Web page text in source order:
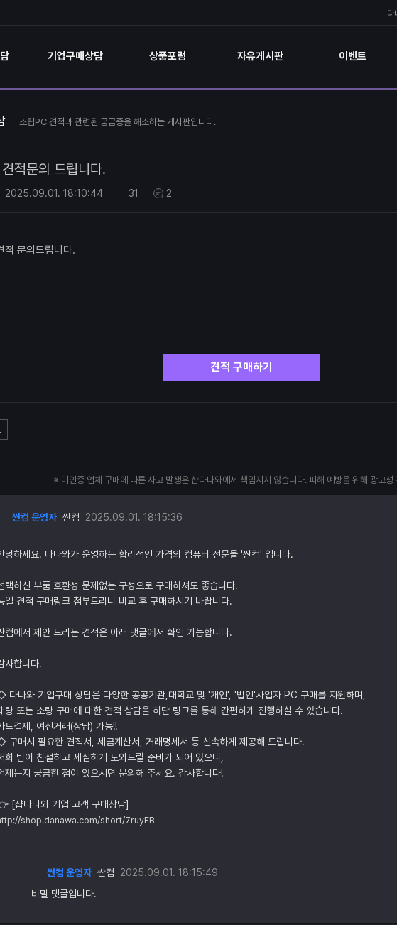
다
기업구매상담 상품포럼 자유게시판 이벤트
조립PC 견적과 관련된 궁금증을 해소하는 게시판입니다.
견적문의 드립니다.
2025.09.01. 18:10:44 31 2
적 문의드립니다.
견적 구매하기
※ 미인증 업체 구매에 따른 사고 발생은 샵다나와에서 책임지지 않습니다. 피해 예방을 위해 광고
싼컴 운영자 싼컴 2025.09.01. 18:15:36
녕하세요. 다나와가 운영하는 합리적인 가격의 컴퓨터 전문몰 '싼컴' 입니다.
택하신 부품 호환성 문제없는 구성으로 구매하셔도 좋습니다.
일 견적 구매링크 첨부드리니 비교 후 구매하시기 바랍니다.
컴에서 제안 드리는 견적은 아래 댓글에서 확인 가능합니다.
사합니다.
다나와 기업구매 상담은 다양한 공공기관,대학교 및 '개인', '법인'사업자 PC 구매를 지원하며,
량 또는 소량 구매에 대한 견적 상담을 하단 링크를 통해 간편하게 진행하실 수 있습니다.
드결제, 여신거래(상담) 가능!!
구매시 필요한 견적서, 세금계산서, 거래명세서 등 신속하게 제공해 드립니다.
희 팀이 친절하고 세심하게 도와드릴 준비가 되어 있으니,
제든지 궁금한 점이 있으시면 문의해 주세요. 감사합니다!
[샵다나와 기업 고객 구매상담]
shop.danawa.com/short/7ruyFB
싼컴 운영자 싼컴
2025.09.01. 18:15:49
비밀 댓글입니다.